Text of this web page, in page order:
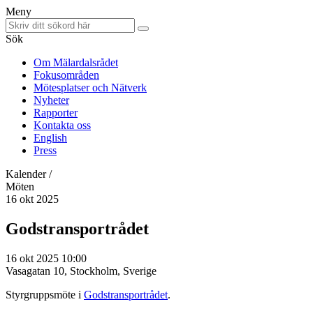
Meny
Sök
Om Mälardalsrådet
Fokusområden
Mötesplatser och Nätverk
Nyheter
Rapporter
Kontakta oss
English
Press
Kalender /
Möten
16 okt 2025
Godstransportrådet
16 okt 2025 10:00
Vasagatan 10, Stockholm, Sverige
Styrgruppsmöte i Godstransportrådet.